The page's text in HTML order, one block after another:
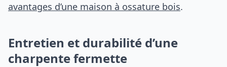
avantages d’une maison à ossature bois.
Entretien et durabilité d’une
charpente fermette